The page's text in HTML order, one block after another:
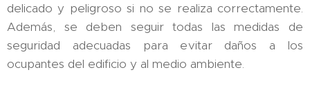
delicado y peligroso si no se realiza correctamente.
Además, se deben seguir todas las medidas de
seguridad adecuadas para evitar daños a los
ocupantes del edificio y al medio ambiente.